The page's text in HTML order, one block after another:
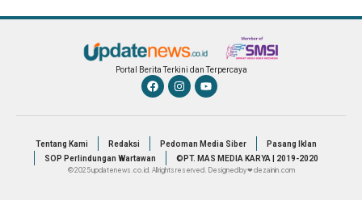
Portal Berita Terkini dan Terpercaya
Tentang Kami Redaksi Pedoman Media Siber
Pasang Iklan
SOP Perlindungan Wartawan
©PT. MAS MEDIA KARYA | 2019-2020
© 2025 updatenews.co.id. All rights reserved. Designed by ❤ dezainin.com